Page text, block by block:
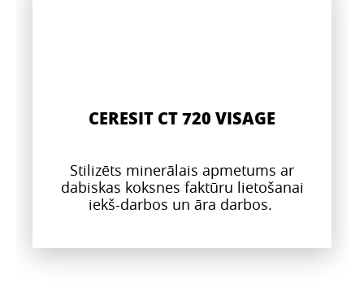
CERESIT CT 720 VISAGE
Stilizēts minerālais apmetums ar
dabiskas koksnes faktūru lietošanai
iekš-darbos un āra darbos.